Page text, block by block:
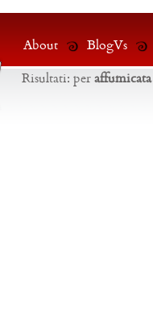
About BlogVs
Risultati: per affumicata